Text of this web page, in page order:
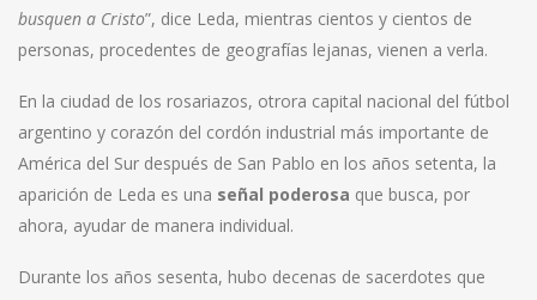
busquen a Cristo”, dice Leda, mientras cientos y cientos de
personas, procedentes de geografías lejanas, vienen a verla.
En la ciudad de los rosariazos, otrora capital nacional del fútbol
argentino y corazón del cordón industrial más importante de
América del Sur después de San Pablo en los años setenta, la
aparición de Leda es una señal poderosa que busca, por
ahora, ayudar de manera individual.
Durante los años sesenta, hubo decenas de sacerdotes que